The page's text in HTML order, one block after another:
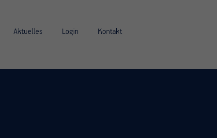
Aktuelles Login Kontakt